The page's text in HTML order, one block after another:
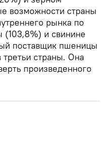
возможности страны
рынка по
(103,8%) и свинине
поставщик пшеницы
страны. Она
произведенного